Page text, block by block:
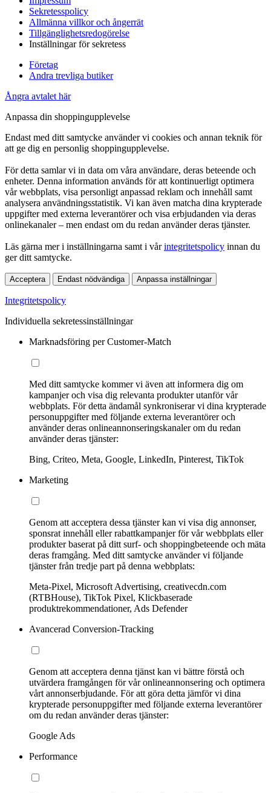
Sekretesspolicy
Allmänna villkor och ångerrät
Tillgänglighetsredogörelse
Inställningar för sekretess
Företag
Andra trevliga butiker
Ångra avtalet här
Anpassa din shoppingupplevelse
Endast med ditt samtycke använder vi cookies och annan teknik för
att ge dig en personlig shoppingupplevelse.
För detta samlar vi in data om våra användare, deras beteende och
enheter. Denna information används för att kontinuerligt optimera
vår webbplats, visa personligt anpassad reklam och innehåll samt
analysera användningsstatistik. Vi kan även matcha dina krypterade
uppgifter med externa leverantörer och visa erbjudanden via deras
onlinekanaler – men endast om du redan använder deras tjänster.
Läs gärna mer i inställningarna samt i vårintegritetspolicy innan du
ger ditt samtycke.
Acceptera Endast nödvändiga Anpassa inställningar
Integritetspolicy
Individuella sekretessinställningar
Marknadsföring per Customer-Match
Med ditt samtycke kommer vi även att informera dig om
kampanjer och visa dig relevanta produkter utanför vår
webbplats. För detta ändamål synkroniserar vi dina krypterade
personuppgifter med följande externa leverantörer och
använder deras onlineannonseringskanaler om du redan
använder deras tjänster:
Bing, Criteo, Meta, Google, LinkedIn, Pinterest, TikTok
Marketing
Genom att acceptera dessa tjänster kan vi visa dig annonser,
sponsrat innehåll eller rabattkampanjer för vår webbplats eller
produkter baserat på ditt surf- och shoppingbeteende och mäta
deras framgång. Med ditt samtycke använder vi följande
tjänster från tredje part på denna webbplats:
Meta-Pixel, Microsoft Advertising, creativecdn.com
(RTBHouse), TikTok Pixel, Klickbaserade
produktrekommendationer, Ads Defender
Avancerad Conversion-Tracking
Genom att acceptera denna tjänst kan vi bättre förstå och
utvärdera framgången för vår onlineannonsering och optimera
vårt annonserbjudande. För att göra detta jämför vi dina
krypterade personuppgifter med följande externa leverantörer
om du redan använder deras tjänster:
Google Ads
Performance